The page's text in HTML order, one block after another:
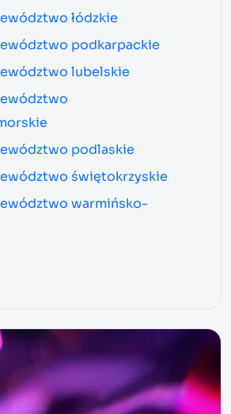
łódzkie
podkarpackie
lubelskie
podlaskie
świętokrzyskie
warmińsko-